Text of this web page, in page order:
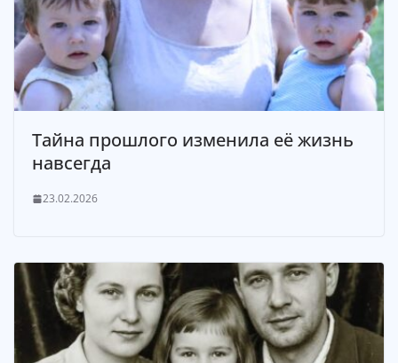
Тайна прошлого изменила её жизнь
навсегда
23.02.2026